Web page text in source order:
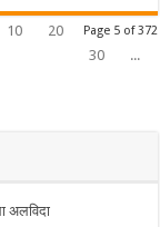
Page 5 of 372
10
20
30
...
अलविदा